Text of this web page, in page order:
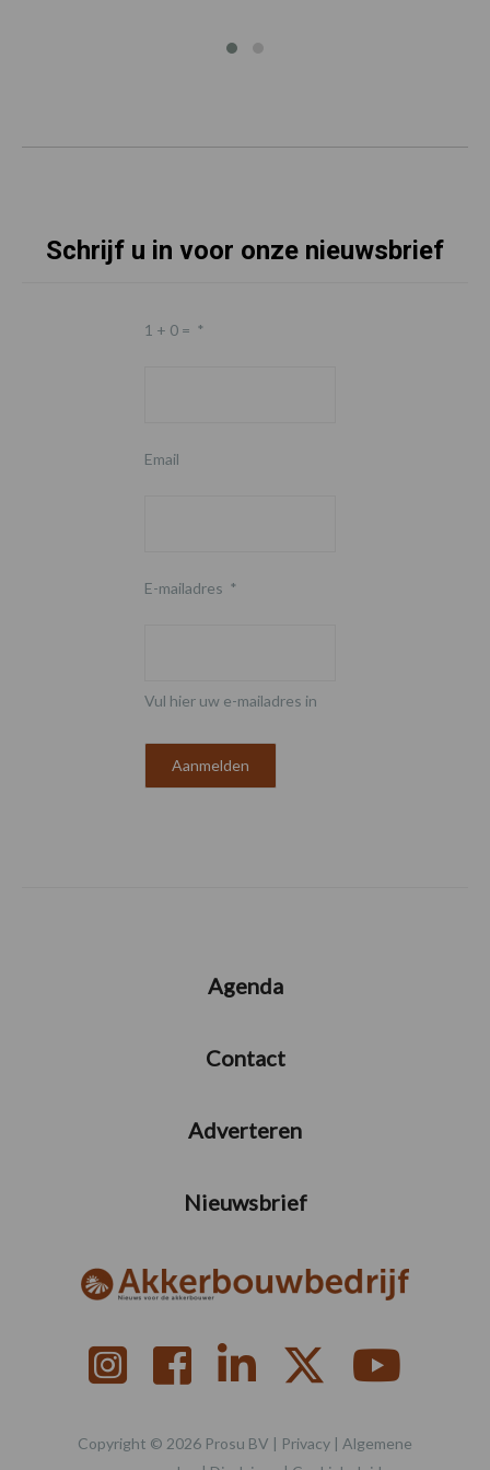
Schrijf u in voor onze nieuwsbrief
1 + 0 = *
Email
E-mailadres *
Vul hier uw e-mailadres in
Agenda
Contact
Adverteren
Nieuwsbrief
Copyright © 2026 Prosu BV | Privacy | Algemene